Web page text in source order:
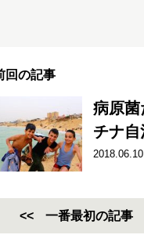
回の記事
病原
チナ
2018.06.10
一番最初の記事